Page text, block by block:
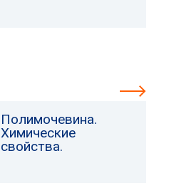
Полимочевина.
Химические
свойства.